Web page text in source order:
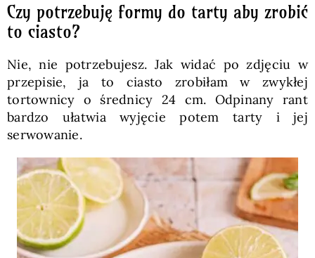
Czy potrzebuję formy do tarty aby zrobić
to ciasto?
Nie, nie potrzebujesz. Jak widać po zdjęciu w
przepisie, ja to ciasto zrobiłam w zwykłej
tortownicy o średnicy 24 cm. Odpinany rant
bardzo ułatwia wyjęcie potem tarty i jej
serwowanie.